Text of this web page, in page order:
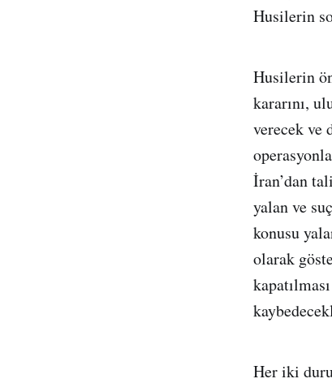
Husilerin
Husilerin
kararını,
verecek ve
İran’dan
yalan ve
konusu
olarak
Her iki